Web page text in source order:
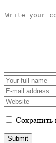
Сохранить